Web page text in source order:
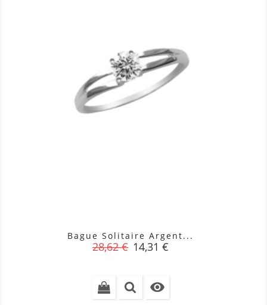
Bague Solitaire Argent...
Prix
28,62 € Prix
14,31 €
